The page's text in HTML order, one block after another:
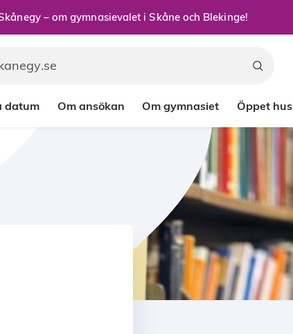
– om gymnasievalet i Skåne och Blekinge!
datum Om ansökan Om gymnasiet Öppet hus